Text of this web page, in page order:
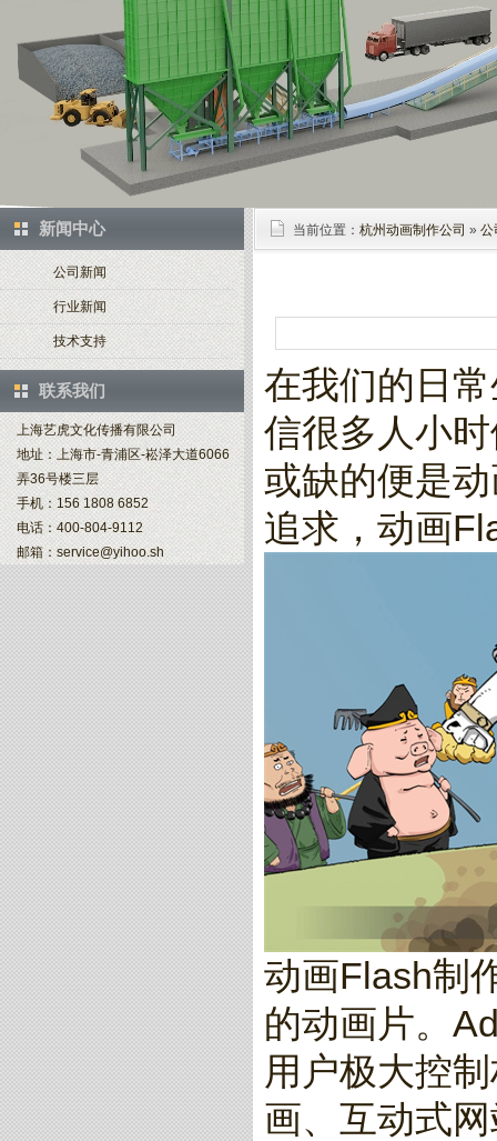
新闻中心
公司新闻
行业新闻
技术支持
联系我们
上海艺虎文化传播有限公司
地址：上海市-青浦区-崧泽大道6066
弄36号楼三层
手机：156 1808 6852
电话：400-804-9112
邮箱：service@yihoo.sh
当前位置： 杭州动画制作公司 » 公
在我们的日
信很多人小
或缺的便是
追求，动画
动画Flash制
的动画片。
用户极大控
画、互动式